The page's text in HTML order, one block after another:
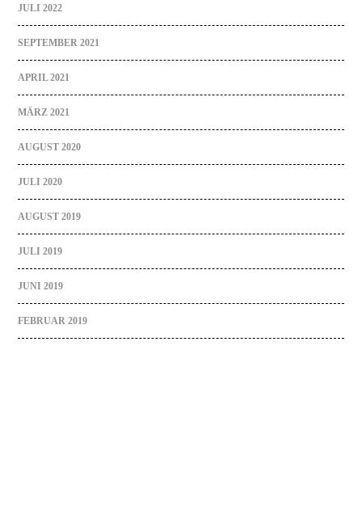
JULI 2022
SEPTEMBER 2021
APRIL 2021
MÄRZ 2021
AUGUST 2020
JULI 2020
AUGUST 2019
JULI 2019
JUNI 2019
FEBRUAR 2019